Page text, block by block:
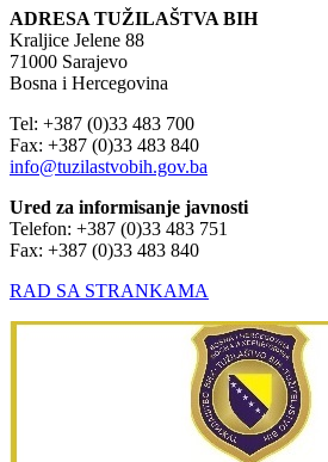
ADRESA TUŽILAŠTVA BIH
Kraljice Jelene 88
71000 Sarajevo
Bosna i Hercegovina
Tel: +387 (0)33 483 700
Fax: +387 (0)33 483 840
info@tuzilastvobih.gov.ba
Ured za informisanje javnosti
Telefon: +387 (0)33 483 751
Fax: +387 (0)33 483 840
RAD SA STRANKAMA